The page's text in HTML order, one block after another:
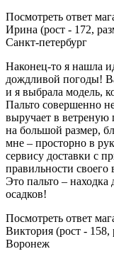
Посмотреть ответ
Ирина (рост - 172,
Санкт-петербург
Наконец-то я нашла
дождливой погоды!
и я выбрала модель,
Пальто совершенно
выручает в ветреную
на большой размер,
мне – просторно в
сервису доставки с
правильности
Это пальто –
осадков!
Посмотреть ответ
Виктория (рост -
Воронеж